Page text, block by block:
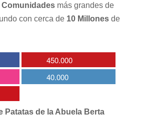
Comunidades más grandes de
con cerca de 10 Millones de
450.000
40.000
Patatas de la Abuela Berta